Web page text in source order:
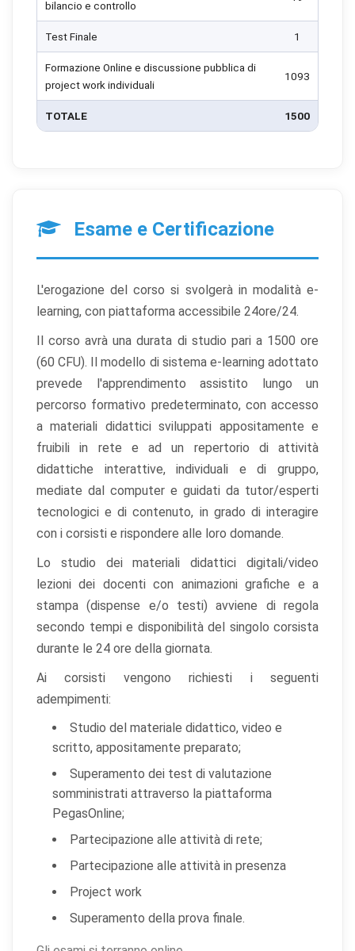
bilancio e controllo
Test Finale 1
Formazione Online e discussione pubblica di
project work individuali
1093
TOTALE 1500
Esame e Certificazione
L'erogazione del corso si svolgerà in modalità e-
learning, con piattaforma accessibile 24ore/24.
Il corso avrà una durata di studio pari a 1500 ore
(60 CFU). Il modello di sistema e-learning adottato
prevede l'apprendimento assistito lungo un
percorso formativo predeterminato, con accesso
a materiali didattici sviluppati appositamente e
fruibili in rete e ad un repertorio di attività
didattiche interattive, individuali e di gruppo,
mediate dal computer e guidati da tutor/esperti
tecnologici e di contenuto, in grado di interagire
con i corsisti e rispondere alle loro domande.
Lo studio dei materiali didattici digitali/video
lezioni dei docenti con animazioni grafiche e a
stampa (dispense e/o testi) avviene di regola
secondo tempi e disponibilità del singolo corsista
durante le 24 ore della giornata.
Ai corsisti vengono richiesti i seguenti
adempimenti:
Studio del materiale didattico, video e
scritto, appositamente preparato;
Superamento dei test di valutazione
somministrati attraverso la piattaforma
PegasOnline;
Partecipazione alle attività di rete;
Partecipazione alle attività in presenza
Project work
Superamento della prova finale.
Preferenze cookie ×
Cookie necessari Sempre attivi
Cookie di preferenze
l'aspetto o il comportamento (es. lingua, layout).
Cookie statistici
Aiutano a capire come gli utenti interagiscono con il
Cookie di marketing
Utilizzati da terze parti per tracciare l'utente attraverso
siti web allo scopo di mostrare annunci pertinenti.
Rifiuta tutti
preferenze
tutti